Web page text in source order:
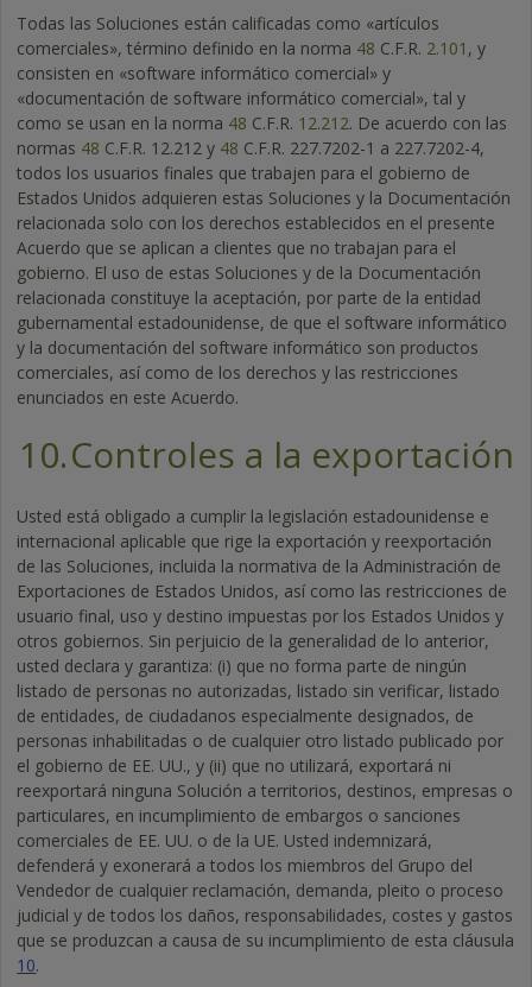
Todas las Soluciones están calificadas como «artículos
comerciales», término definido en la norma 48 C.F.R. 2.101 , y
consisten en «software informático comercial» y
«documentación de software informático comercial», tal y
como se usan en la norma 48 C.F.R. 12.212. De acuerdo con las
normas 48 C.F.R. 12.212 y 48 C.F.R. 227.7202-1 a 227.7202-4,
todos los usuarios finales que trabajen para el gobierno de
Estados Unidos adquieren estas Soluciones y la Documentación
relacionada solo con los derechos establecidos en el presente
Acuerdo que se aplican a clientes que no trabajan para el
gobierno. El uso de estas Soluciones y de la Documentación
relacionada constituye la aceptación, por parte de la entidad
gubernamental estadounidense, de que el software informático
y la documentación del software informático son productos
comerciales, así como de los derechos y las restricciones
enunciados en este Acuerdo.
10.Controles a la exportación
Usted está obligado a cumplir la legislación estadounidense e
internacional aplicable que rige la exportación y reexportación
de las Soluciones, incluida la normativa de la Administración de
Exportaciones de Estados Unidos, así como las restricciones de
usuario final, uso y destino impuestas por los Estados Unidos y
otros gobiernos. Sin perjuicio de la generalidad de lo anterior,
usted declara y garantiza: (i) que no forma parte de ningún
listado de personas no autorizadas, listado sin verificar, listado
de entidades, de ciudadanos especialmente designados, de
personas inhabilitadas o de cualquier otro listado publicado por
el gobierno de EE. UU., y (ii) que no utilizará, exportará ni
reexportará ninguna Solución a territorios, destinos, empresas o
particulares, en incumplimiento de embargos o sanciones
comerciales de EE. UU. o de la UE. Usted indemnizará,
defenderá y exonerará a todos los miembros del Grupo del
Vendedor de cualquier reclamación, demanda, pleito o proceso
judicial y de todos los daños, responsabilidades, costes y gastos
que se produzcan a causa de su incumplimiento de esta cláusula
10.